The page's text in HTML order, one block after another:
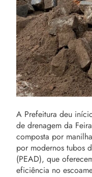
A Prefeitura deu
de drenagem da
composta por
por modernos tubos
(PEAD), que
eficiência no